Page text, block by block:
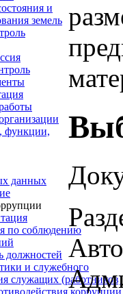
и
земель
функции,
данных
по соблюдению
должностей
и служебного
служащих (работников)